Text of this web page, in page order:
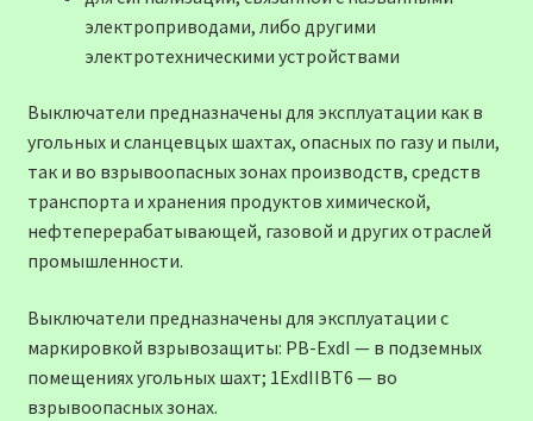
электроприводами, либо другими
электротехническими устройствами
Выключатели предназначены для эксплуатации как в
угольных и сланцевцых шахтах, опасных по газу и пыли,
так и во взрывоопасных зонах производств, средств
транспорта и хранения продуктов химической,
нефтеперерабатывающей, газовой и других отраслей
промышленности.
Выключатели предназначены для эксплуатации с
маркировкой взрывозащиты: РВ-ExdI — в подземных
помещениях угольных шахт; 1ExdIIВТ6 — во
взрывоопасных зонах.